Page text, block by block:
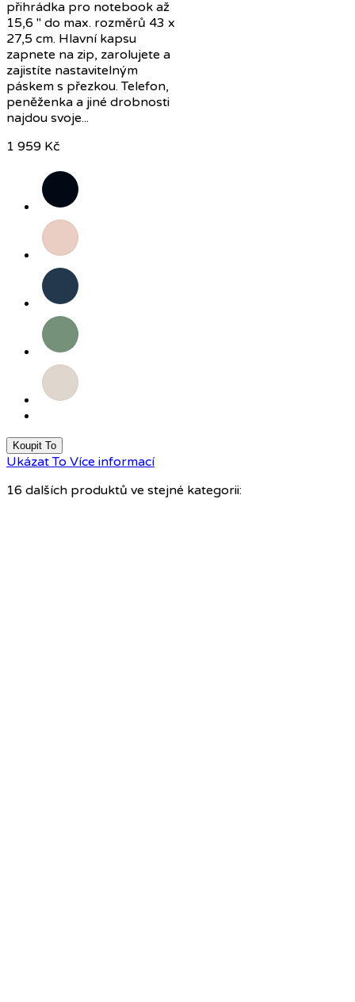
přihrádka pro notebook až
15,6 " do max. rozměrů 43 x
27,5 cm. Hlavní kapsu
zapnete na zip, zarolujete a
zajistíte nastavitelným
páskem s přezkou. Telefon,
peněženka a jiné drobnosti
najdou svoje...
1 959 Kč
Černá
Růžová
Tmavě
modrá
Šalvějově
zelená
Pískově
šedá
Koupit To
Ukázat To Více informací
16 dalších produktů ve stejné kategorii: